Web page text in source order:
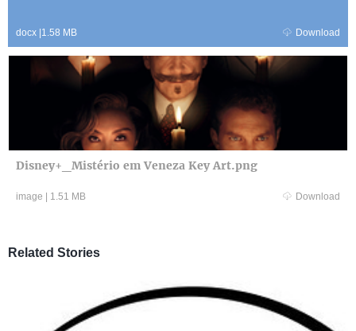
docx 1.58 MB Download
Disney+_Mistério em Veneza Key Art.png
image 1.51 MB Download
Related Stories